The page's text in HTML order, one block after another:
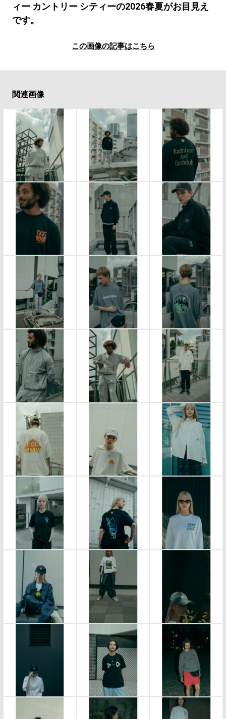
ィー カントリー シティーの2026春夏がお目見え
です。
この画像の記事はこちら
関連画像